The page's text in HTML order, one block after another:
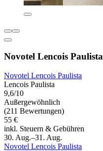
Novotel Lencois Paulista
Novotel Lencois Paulista
Lencois Paulista
9,6/10
Außergewöhnlich
(211 Bewertungen)
55 €
inkl. Steuern & Gebühren
30. Aug.–31. Aug.
Novotel Lencois Paulista